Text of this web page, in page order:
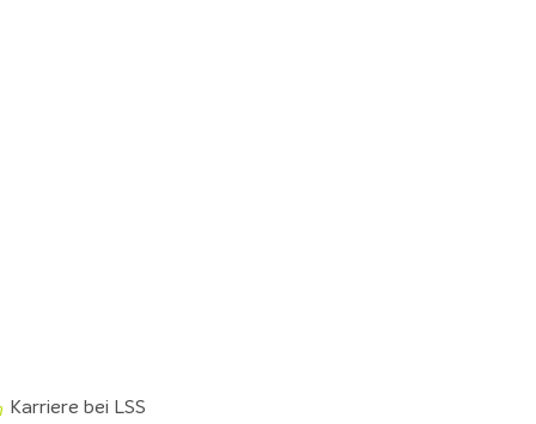
Karriere bei LSS